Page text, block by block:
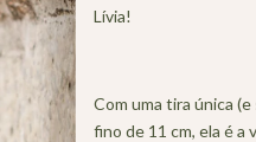
Lívia!
Com uma tira única
fino de 11 cm, ela é a